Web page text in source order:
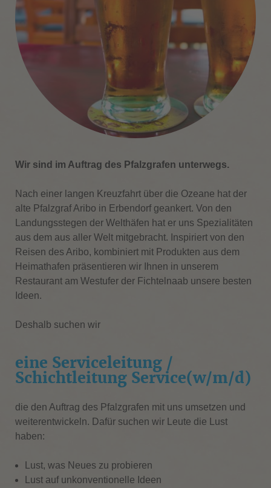
Wir sind im Auftrag des Pfalzgrafen unterwegs.
Nach einer langen Kreuzfahrt über die Ozeane hat der
alte Pfalzgraf Aribo in Erbendorf geankert. Von den
Landungsstegen der Welthäfen hat er uns Spezialitäten
aus dem aus aller Welt mitgebracht. Inspiriert von den
Reisen des Aribo, kombiniert mit Produkten aus dem
Heimathafen präsentieren wir Ihnen in unserem
Restaurant am Westufer der Fichtelnaab unsere besten
Ideen.
Deshalb suchen wir
eine Serviceleitung /
Schichtleitung Service(w/m/d)
die den Auftrag des Pfalzgrafen mit uns umsetzen und
weiterentwickeln. Dafür suchen wir Leute die Lust
haben:
Lust, was Neues zu probieren
Lust auf unkonventionelle Ideen